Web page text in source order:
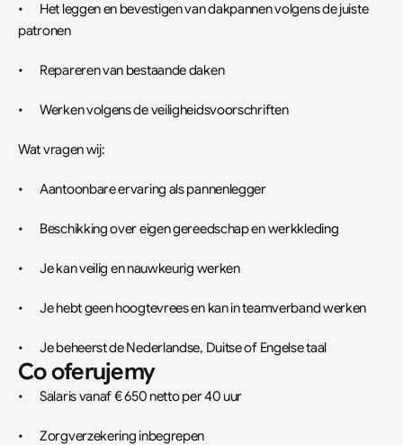
•	Het leggen en bevestigen van dakpannen volgens de juiste
patronen
•	Repareren van bestaande daken
•	Werken volgens de veiligheidsvoorschriften
Wat vragen wij:
•	Aantoonbare ervaring als pannenlegger
•	Beschikking over eigen gereedschap en werkkleding
•	Je kan veilig en nauwkeurig werken
•	Je hebt geen hoogtevrees en kan in teamverband werken
•	Je beheerst de Nederlandse, Duitse of Engelse taal
Co oferujemy
•	Salaris vanaf € 650 netto per 40 uur
•	Zorgverzekering inbegrepen